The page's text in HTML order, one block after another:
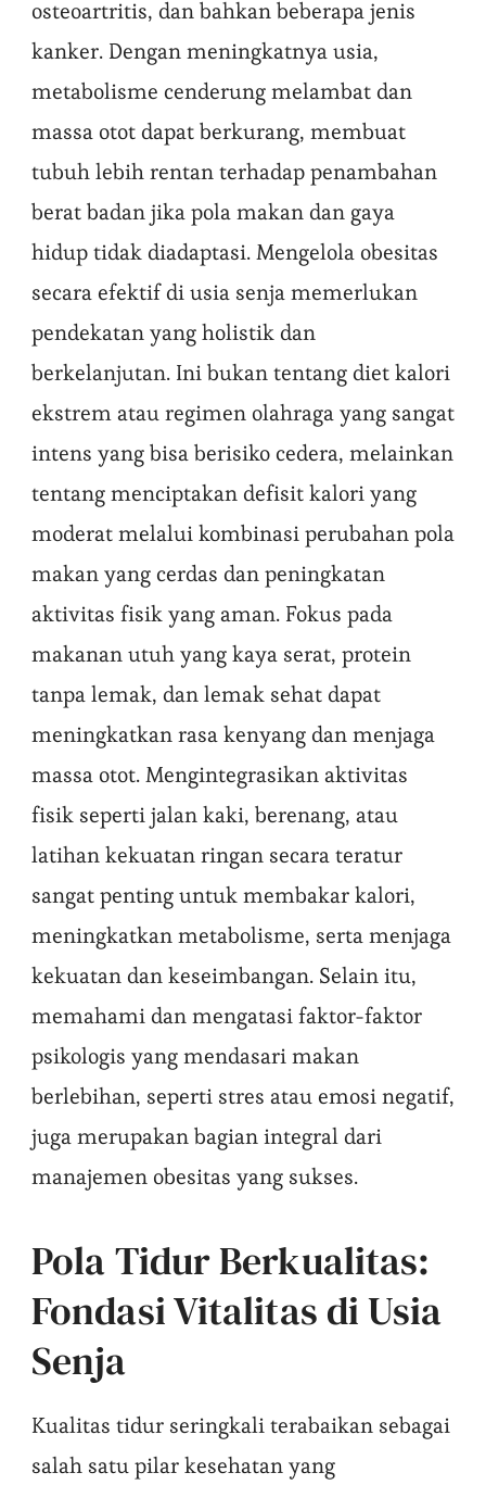
osteoartritis, dan bahkan beberapa jenis
kanker. Dengan meningkatnya usia,
metabolisme cenderung melambat dan
massa otot dapat berkurang, membuat
tubuh lebih rentan terhadap penambahan
berat badan jika pola makan dan gaya
hidup tidak diadaptasi. Mengelola obesitas
secara efektif di usia senja memerlukan
pendekatan yang holistik dan
berkelanjutan. Ini bukan tentang diet kalori
ekstrem atau regimen olahraga yang sangat
intens yang bisa berisiko cedera, melainkan
tentang menciptakan defisit kalori yang
moderat melalui kombinasi perubahan pola
makan yang cerdas dan peningkatan
aktivitas fisik yang aman. Fokus pada
makanan utuh yang kaya serat, protein
tanpa lemak, dan lemak sehat dapat
meningkatkan rasa kenyang dan menjaga
massa otot. Mengintegrasikan aktivitas
fisik seperti jalan kaki, berenang, atau
latihan kekuatan ringan secara teratur
sangat penting untuk membakar kalori,
meningkatkan metabolisme, serta menjaga
kekuatan dan keseimbangan. Selain itu,
memahami dan mengatasi faktor-faktor
psikologis yang mendasari makan
berlebihan, seperti stres atau emosi negatif,
juga merupakan bagian integral dari
manajemen obesitas yang sukses.
Pola Tidur Berkualitas:
Fondasi Vitalitas di Usia
Senja
Kualitas tidur seringkali terabaikan sebagai
salah satu pilar kesehatan yang